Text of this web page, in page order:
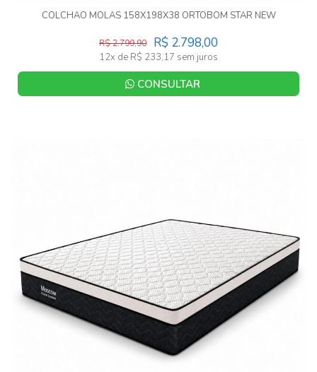
COLCHAO MOLAS 158X198X38 ORTOBOM STAR NEW
R$ 2.798,00
R$ 2.799,90
12x de R$ 233,17 sem juros
CONSULTAR